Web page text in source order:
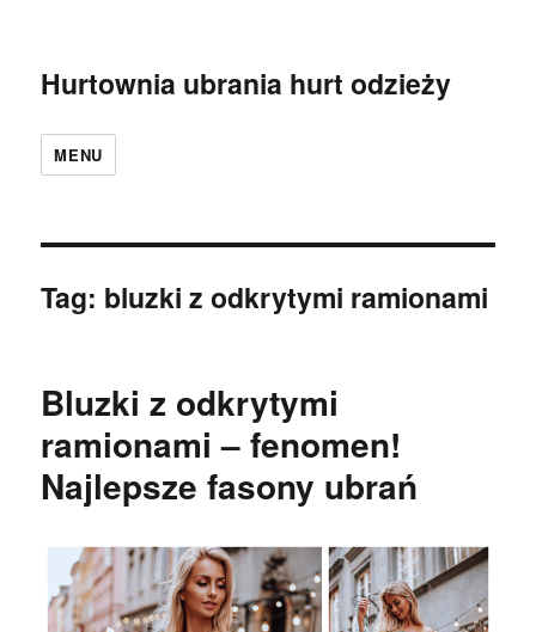
Hurtownia ubrania hurt odzieży
MENU
Tag: bluzki z odkrytymi ramionami
Bluzki z odkrytymi
ramionami – fenomen!
Najlepsze fasony ubrań